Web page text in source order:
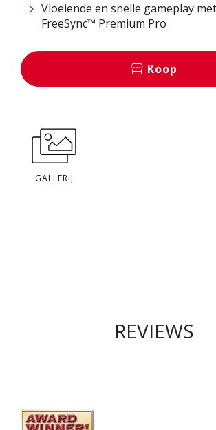
Vloeiende en snelle gameplay
FreeSync™ Premium Pro
Koop
GALLERIJ
REVIEWS